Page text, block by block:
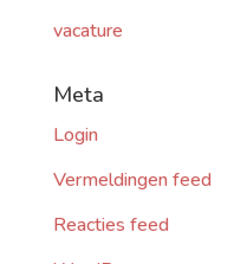
vacature
Meta
Login
Vermeldingen feed
Reacties feed